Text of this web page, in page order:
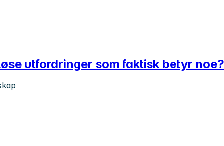
utfordringer som faktisk betyr noe?